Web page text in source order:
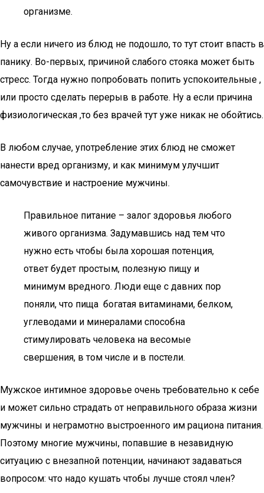
организме.
Ну а если ничего из блюд не подошло, то тут стоит впасть в
панику. Во-первых, причиной слабого стояка может быть
стресс. Тогда нужно попробовать попить успокоительные ,
или просто сделать перерыв в работе. Ну а если причина
физиологическая ,то без врачей тут уже никак не обойтись.
В любом случае, употребление этих блюд не сможет
нанести вред организму, и как минимум улучшит
самочувствие и настроение мужчины.
Правильное питание – залог здоровья любого
живого организма. Задумавшись над тем что
нужно есть чтобы была хорошая потенция,
ответ будет простым, полезную пищу и
минимум вредного. Люди еще с давних пор
поняли, что пища богатая витаминами, белком,
углеводами и минералами способна
стимулировать человека на весомые
свершения, в том числе и в постели.
Мужское интимное здоровье очень требовательно к себе
и может сильно страдать от неправильного образа жизни
мужчины и неграмотно выстроенного им рациона питания.
Поэтому многие мужчины, попавшие в незавидную
ситуацию с внезапной потенции, начинают задаваться
вопросом: что надо кушать чтобы лучше стоял член?